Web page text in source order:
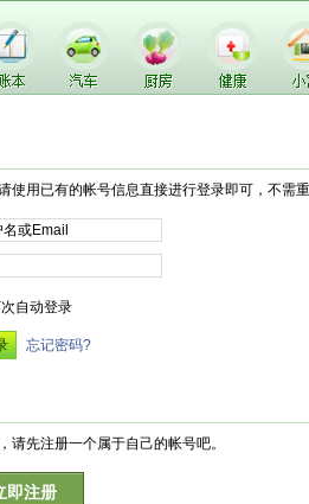
使用已有的帐号信息直接进行登录即可，不需
自动登录
忘记密码?
请先注册一个属于自己的帐号吧。
即注册